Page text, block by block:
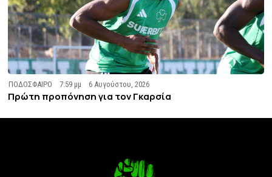
ΠΟΔΟΣΦΑΙΡΟ 7:59 μμ 6 Αυγούστου, 2026
Πρώτη προπόνηση για τον Γκαρσία